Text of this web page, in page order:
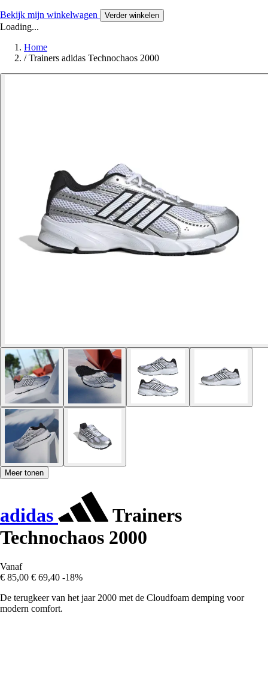
Bekijk mijn winkelwagen Verder winkelen
Loading...
Home
/ Trainers adidas Technochaos 2000
Meer tonen
adidas
Trainers
Technochaos 2000
Vanaf
€ 85,00 € 69,40 -18%
De terugkeer van het jaar 2000 met de Cloudfoam demping voor
modern comfort.